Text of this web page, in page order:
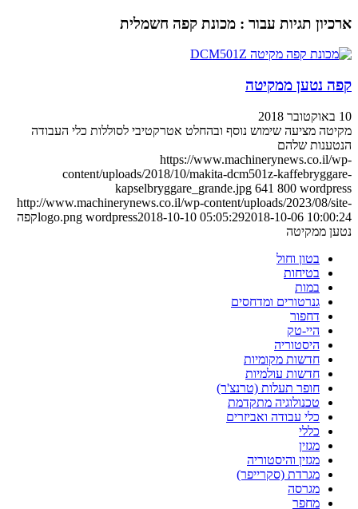
ארכיון תגיות עבור : מכונת קפה חשמלית
קפה נטען ממקיטה
10 באוקטובר 2018
מקיטה מציעה שימוש נוסף ובהחלט אטרקטיבי לסוללות כלי העבודה
הנטענות שלהם
https://www.machinerynews.co.il/wp-
content/uploads/2018/10/makita-dcm501z-kaffebryggare-
kapselbryggare_grande.jpg 641 800 wordpress
http://www.machinerynews.co.il/wp-content/uploads/2023/08/site-
logo.png wordpress2018-10-10 05:05:292018-10-06 10:00:24
קפה
נטען ממקיטה
בטון וחול
בטיחות
במות
גנרטורים ומדחסים
דחפור
היי-טק
היסטוריה
חדשות מקומיות
חדשות עולמיות
חופר תעלות (טרנצ'ר)
טכנולוגיה מתקדמת
כלי עבודה ואביזרים
כללי
מגזין
מגזין והיסטוריה
מגרדת (סקרייפר)
מגרסה
מחפר